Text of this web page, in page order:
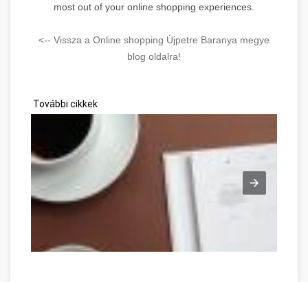
most out of your online shopping experiences.
<-- Vissza a Online shopping Újpetre Baranya megye
blog oldalra!
További cikkek